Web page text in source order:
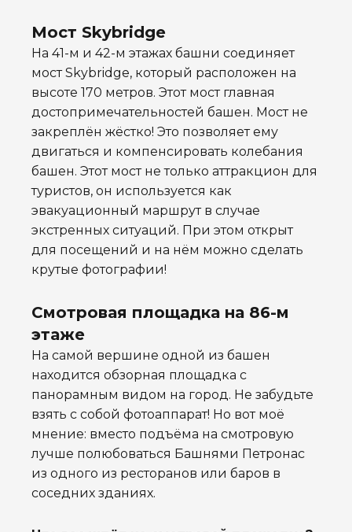
Мост Skybridge
На 41-м и 42-м этажах башни соединяет
мост Skybridge, который расположен на
высоте 170 метров. Этот мост главная
достопримечательностей башен. Мост не
закреплён жёстко! Это позволяет ему
двигаться и компенсировать колебания
башен. Этот мост не только аттракцион для
туристов, он используется как
эвакуационный маршрут в случае
экстренных ситуаций. При этом открыт
для посещений и на нём можно сделать
крутые фотографии!
Смотровая площадка на 86-м
этаже
На самой вершине одной из башен
находится обзорная площадка с
панорамным видом на город. Не забудьте
взять с собой фотоаппарат! Но вот моё
мнение: вместо подъёма на смотровую
лучше полюбоваться Башнями Петронас
из одного из ресторанов или баров в
соседних зданиях.